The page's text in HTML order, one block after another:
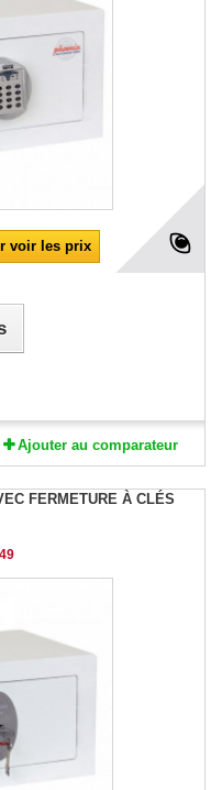
voir les prix
Ajouter au comparateur
FERMETURE À CLÉS